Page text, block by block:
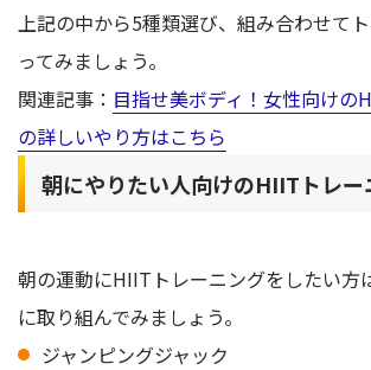
上記の中から5種類選び、組み合わせて
ってみましょう。
関連記事： 目指せ美ボディ！女性向けの
の詳しいやり方はこちら
朝にやりたい人向けのHIITトレー
朝の運動にHIITトレーニングをしたい方
に取り組んでみましょう。
ジャンピングジャック